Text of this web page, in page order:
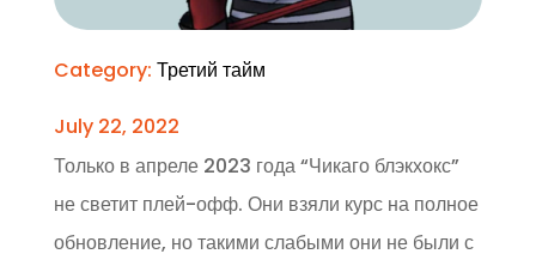
Category: Третий тайм
July 22, 2022
Только в апреле 2023 года “Чикаго блэкхокс”
не светит плей-офф. Они взяли курс на полное
обновление, но такими слабыми они не были с